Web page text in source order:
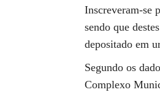
Inscreveram-se
sendo que
depositado em
Segundo os
Complexo